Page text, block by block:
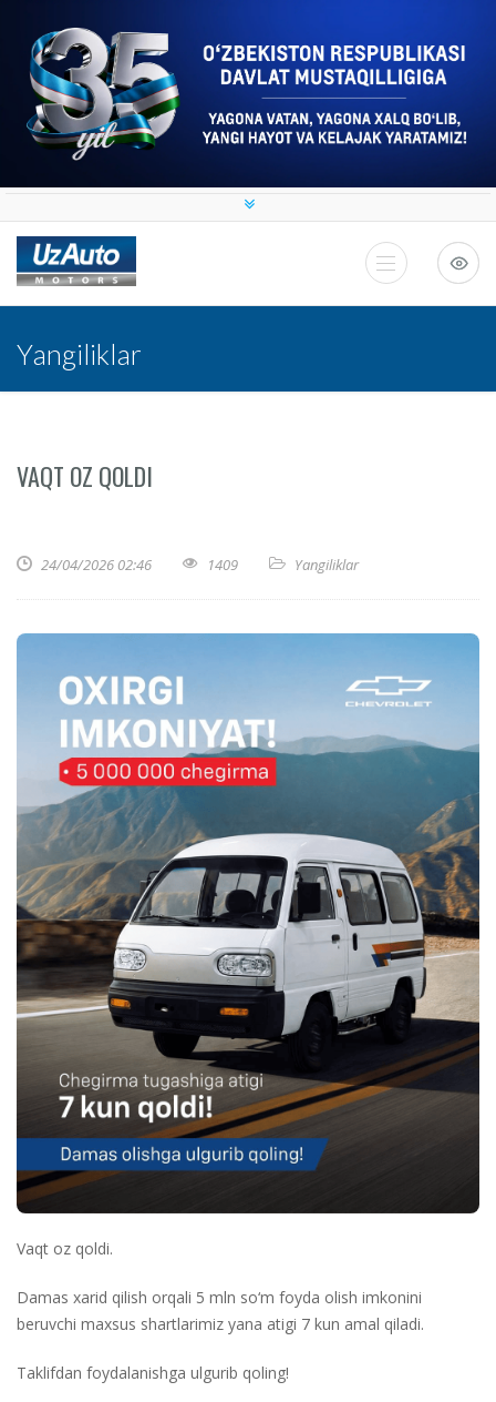
Yangiliklar
VAQT OZ QOLDI
24/04/2026 02:46 1409 Yangiliklar
Vaqt oz qoldi.
Damas xarid qilish orqali 5 mln so‘m foyda olish imkonini
beruvchi maxsus shartlarimiz yana atigi 7 kun amal qiladi.
Taklifdan foydalanishga ulgurib qoling!